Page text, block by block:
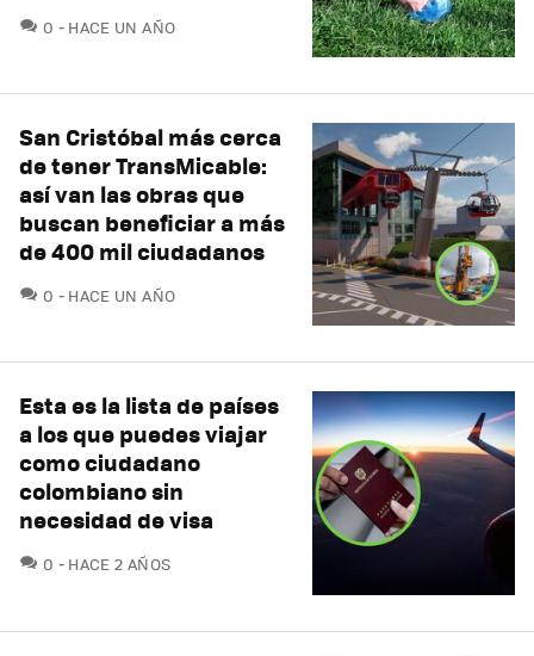
0 COMENTARIOS
HACE UN AÑO
San Cristóbal más cerca
de tener TransMicable:
así van las obras que
buscan beneficiar a más
de 400 mil ciudadanos
0 COMENTARIOS
HACE UN AÑO
Esta es la lista de países
a los que puedes viajar
como ciudadano
colombiano sin
necesidad de visa
0 COMENTARIOS
HACE 2 AÑOS